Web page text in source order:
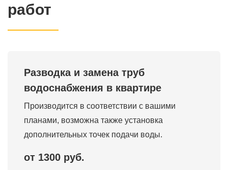
работ
Разводка и замена труб
водоснабжения в квартире
Производится в соответствии с вашими
планами, возможна также установка
дополнительных точек подачи воды.
от 1300 руб.